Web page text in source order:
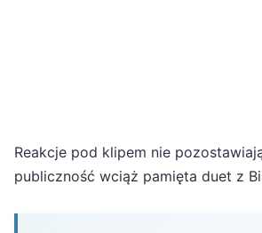
Reakcje pod klipem nie
publiczność wciąż pamięta duet z